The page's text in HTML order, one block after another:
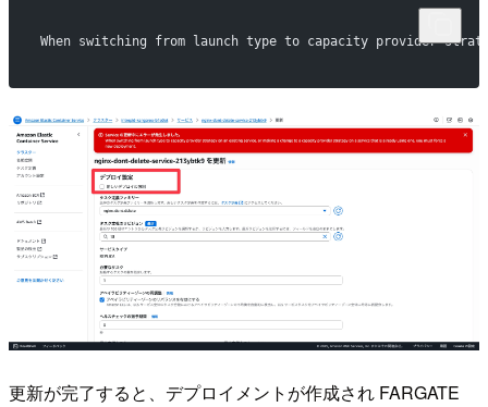
When switching from launch type to capacity provider
更新が完了すると、デプロイメントが作成され FARGATE